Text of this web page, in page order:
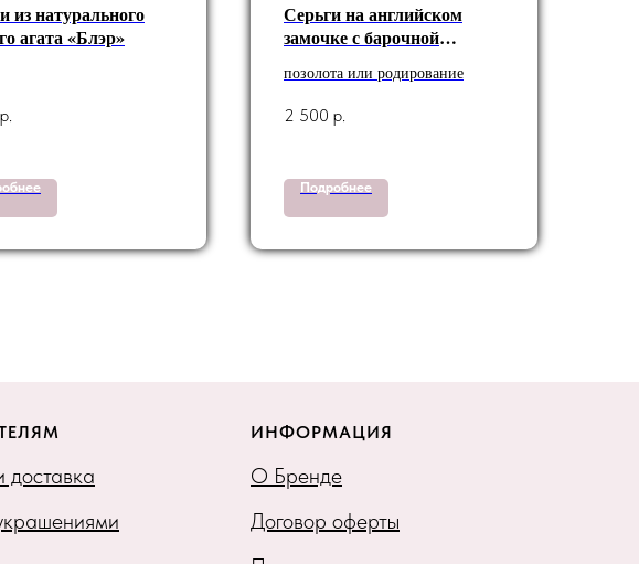
из натурального
агата «Блэр»
р.
Серьги на английском
замочке с барочной
позолота или родирование
2 500 р.
Подробнее
доставка
ИНФОРМАЦИЯ
О Бренде
Договор оферты